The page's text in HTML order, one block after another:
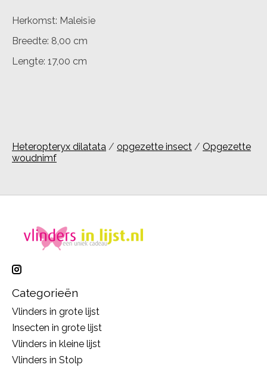
Herkomst: Maleisïe
Breedte: 8,00 cm
Lengte: 17,00 cm
Heteropteryx dilatata / opgezette insect / Opgezette
woudnimf
Categorieën
Vlinders in grote lijst
Insecten in grote lijst
Vlinders in kleine lijst
Vlinders in Stolp